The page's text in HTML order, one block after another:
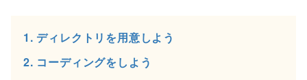
1. ディレクトリを用意しよう
2. コーディングをしよう